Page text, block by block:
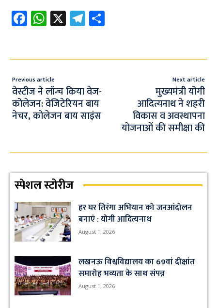
Fa
ce
o
o
k
W
h
s
A
p
p
X Te
le
a
m
e
Previous article
वेस्टीज ने लॉन्च किया वेज-
कोलेजन: वेजिटेरियन बाय
नेचर, कोलेजन बाय साइंस
Next article
मुख्यमंत्री योगी
आदित्यनाथ ने शहरी
विकास व अवस्थापना
योजनाओं की समीक्षा की
स्पेशल स्टोरीज
हर घर तिरंगा अभियान को जनआंदोलन
बनाएं : योगी आदित्यनाथ
August 1, 2026
लखनऊ विश्वविद्यालय का 69वां दीक्षांत
समारोह भव्यता के साथ संपन्न
August 1, 2026